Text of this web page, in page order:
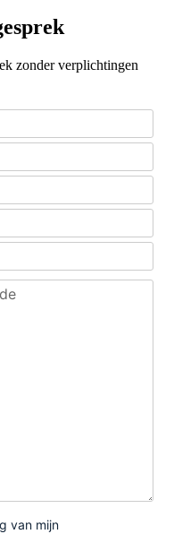
zonder verplichtingen